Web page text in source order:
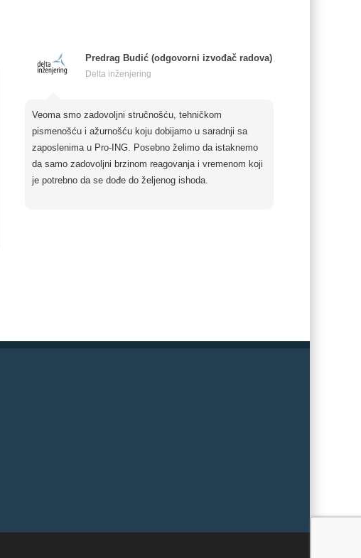
Predrag Budić (odgovorni izvođač radova)
Delta inženjering
Veoma smo zadovoljni stručnošću, tehničkom
pismenošću i ažurnošću koju dobijamo u saradnji sa
zaposlenima u Pro-ING. Posebno želimo da istaknemo
da samo zadovoljni brzinom reagovanja i vremenom koji
je potrebno da se dođe do željenog ishoda.